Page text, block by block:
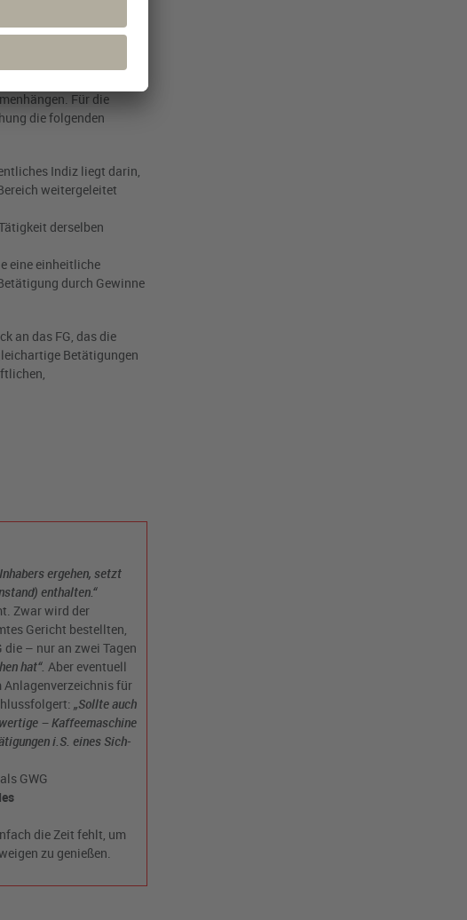
Ungleichartigkeit der
handeln,
Für die
die folgenden
Indiz liegt darin,
weitergeleitet
derselben
eine einheitliche
durch Gewinne
an das FG, das die
Betätigungen
ergehen, setzt
enthalten.“
Zwar wird der
Gericht bestellten,
– nur an zwei Tagen
hat“. Aber eventuell
Anlagenverzeichnis für
„Sollte auch
– Kaffeemaschine
i.S. eines Sich-
GWG
die Zeit fehlt, um
zu genießen.